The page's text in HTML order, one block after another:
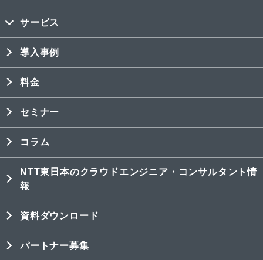
サービス
導入事例
料金
セミナー
コラム
NTT東日本のクラウドエンジニア・コンサルタント情
報
資料ダウンロード
パートナー募集